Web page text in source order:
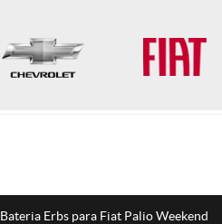
Bateria Erbs para Fiat Palio Weekend